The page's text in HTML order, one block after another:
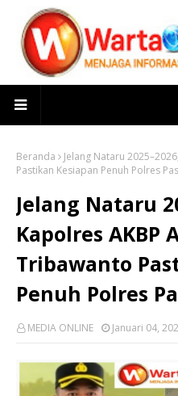
Beranda
Jelang Nataru
Pastikan Kesiapan Penuh Polres
Jelang Nataru
Kapolres AKBP
Tribawanto
Penuh Polres
MEDIA ONLINE Januari 04,